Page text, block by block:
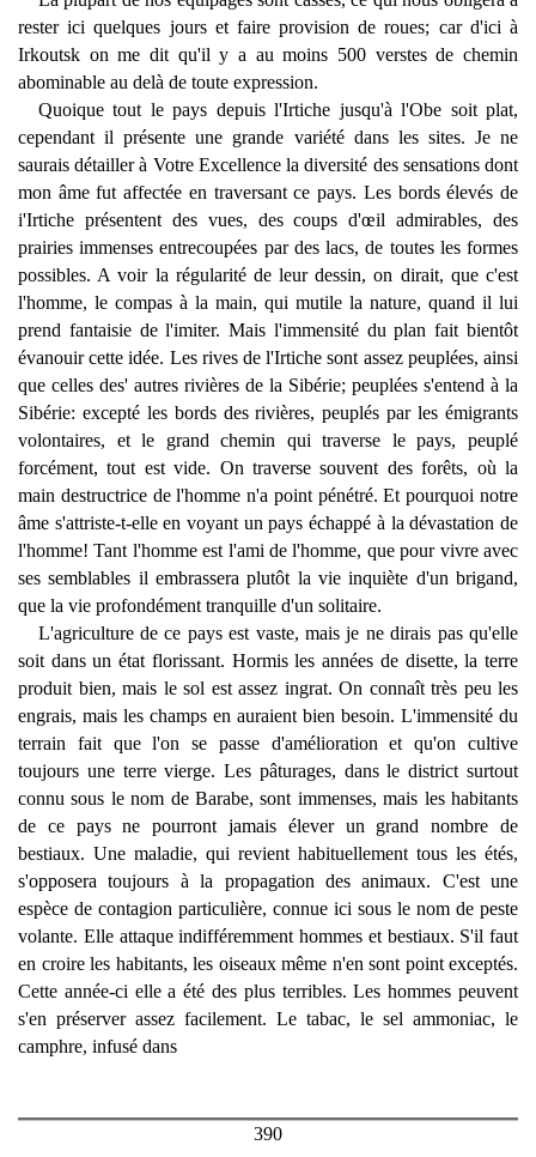
rester ici quelques jours et faire provision de roues; car d'ici à
Irkoutsk on me dit qu'il y a au moins 500 verstes de chemin
abominable au delà de toute expression.
Quoique tout le pays depuis l'Irtiche jusqu'à l'Obe soit plat,
cependant il présente une grande variété dans les sites. Je ne
saurais détailler à Votre Excellence la diversité des sensations dont
mon âme fut affectée en traversant ce pays. Les bords élevés de
i'Irtiche présentent des vues, des coups d'œil admirables, des
prairies immenses entrecoupées par des lacs, de toutes les formes
possibles. A voir la régularité de leur dessin, on dirait, que c'est
l'homme, le compas à la main, qui mutile la nature, quand il lui
prend fantaisie de l'imiter. Mais l'immensité du plan fait bientôt
évanouir cette idée. Les rives de l'Irtiche sont assez peuplées, ainsi
que celles des' autres rivières de la Sibérie; peuplées s'entend à la
Sibérie: excepté les bords des rivières, peuplés par les émigrants
volontaires, et le grand chemin qui traverse le pays, peuplé
forcément, tout est vide. On traverse souvent des forêts, où la
main destructrice de l'homme n'a point pénétré. Et pourquoi notre
âme s'attriste-t-elle en voyant un pays échappé à la dévastation de
l'homme! Tant l'homme est l'ami de l'homme, que pour vivre avec
ses semblables il embrassera plutôt la vie inquiète d'un brigand,
que la vie profondément tranquille d'un solitaire.
L'agriculture de ce pays est vaste, mais je ne dirais pas qu'elle
soit dans un état florissant. Hormis les années de disette, la terre
produit bien, mais le sol est assez ingrat. On connaît très peu les
engrais, mais les champs en auraient bien besoin. L'immensité du
terrain fait que l'on se passe d'amélioration et qu'on cultive
toujours une terre vierge. Les pâturages, dans le district surtout
connu sous le nom de Barabe, sont immenses, mais les habitants
de ce pays ne pourront jamais élever un grand nombre de
bestiaux. Une maladie, qui revient habituellement tous les étés,
s'opposera toujours à la propagation des animaux. C'est une
espèce de contagion particulière, connue ici sous le nom de peste
volante. Elle attaque indifféremment hommes et bestiaux. S'il faut
en croire les habitants, les oiseaux même n'en sont point exceptés.
Cette année-ci elle a été des plus terribles. Les hommes peuvent
s'en préserver assez facilement. Le tabac, le sel ammoniac, le
camphre, infusé dans
390